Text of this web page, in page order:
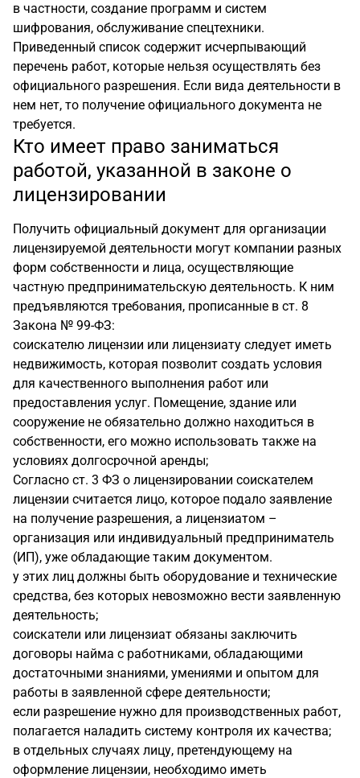
в частности, создание программ и систем
шифрования, обслуживание спецтехники.
Приведенный список содержит исчерпывающий
перечень работ, которые нельзя осуществлять без
официального разрешения. Если вида деятельности в
нем нет, то получение официального документа не
требуется.
Кто имеет право заниматься
работой, указанной в законе о
лицензировании
Получить официальный документ для организации
лицензируемой деятельности могут компании разных
форм собственности и лица, осуществляющие
частную предпринимательскую деятельность. К ним
предъявляются требования, прописанные в ст. 8
Закона № 99-ФЗ:
соискателю лицензии или лицензиату следует иметь
недвижимость, которая позволит создать условия
для качественного выполнения работ или
предоставления услуг. Помещение, здание или
сооружение не обязательно должно находиться в
собственности, его можно использовать также на
условиях долгосрочной аренды;
Согласно ст. 3 ФЗ о лицензировании соискателем
лицензии считается лицо, которое подало заявление
на получение разрешения, а лицензиатом –
организация или индивидуальный предприниматель
(ИП), уже обладающие таким документом.
у этих лиц должны быть оборудование и технические
средства, без которых невозможно вести заявленную
деятельность;
соискатели или лицензиат обязаны заключить
договоры найма с работниками, обладающими
достаточными знаниями, умениями и опытом для
работы в заявленной сфере деятельности;
если разрешение нужно для производственных работ,
полагается наладить систему контроля их качества;
в отдельных случаях лицу, претендующему на
оформление лицензии, необходимо иметь